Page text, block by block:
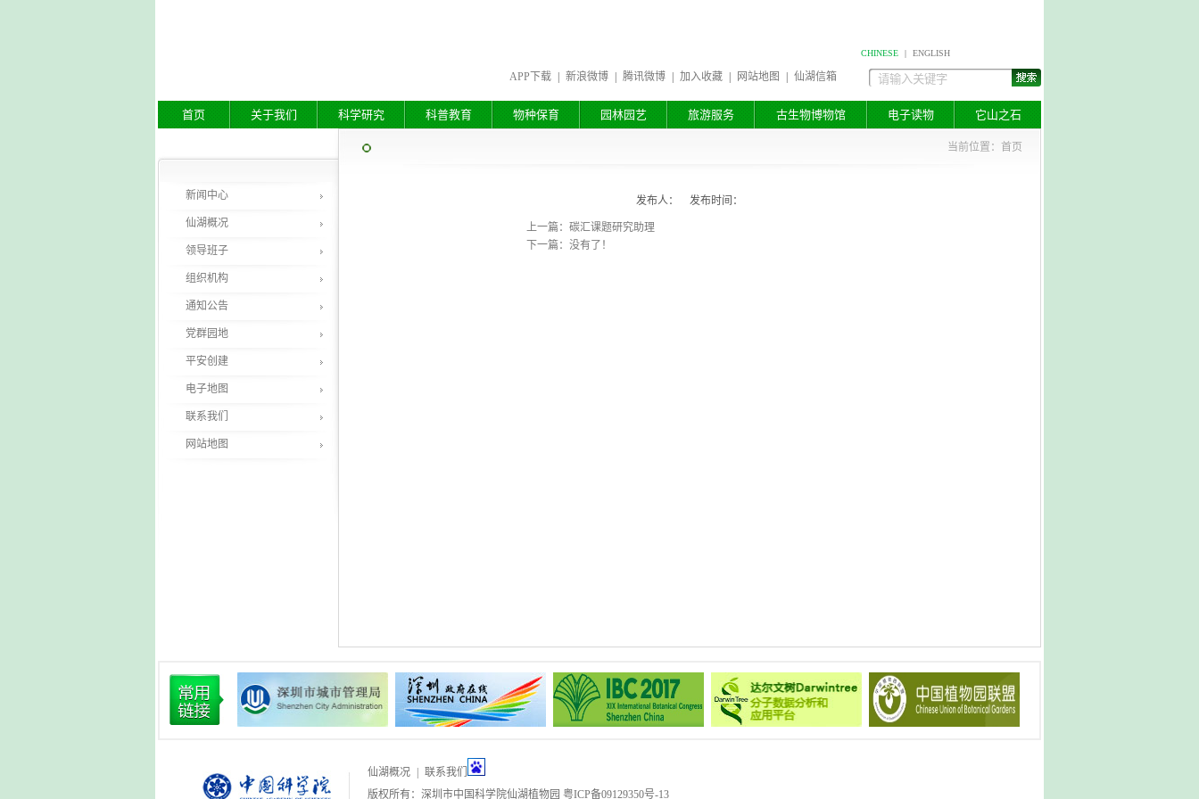
CHINESE | ENGLISH
APP下载 新浪微博 腾讯微博 加入收藏 网站地图 仙湖信箱
首页 关于我们 科学研究 科普教育 物种保育 园林园艺 旅游服务 古生物博物馆 电子读物 它山之石
当前位置： 首页
发布人： 发布时间：
上一篇：碳汇课题研究助理
下一篇：没有了！
新闻中心
仙湖概况
领导班子
组织机构
通知公告
党群园地
平安创建
电子地图
联系我们
网站地图
仙湖概况
联系我们
版权所有：深圳市中国科学院仙湖植物园 粤ICP备09129350号-13